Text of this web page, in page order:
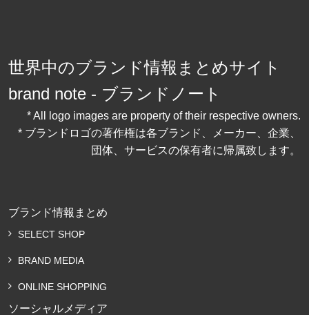
世界中のブランド情報まとめサイト
brand note - ブランドノート
* All logo images are property of their respective owners.
* ブランドロゴの著作権は各ブランド、メーカー、企業、
団体、サービスの保有者に帰属致します。
ブランド情報まとめ
SELECT SHOP
BRAND MEDIA
ONLINE SHOPPING
ソーシャルメディア